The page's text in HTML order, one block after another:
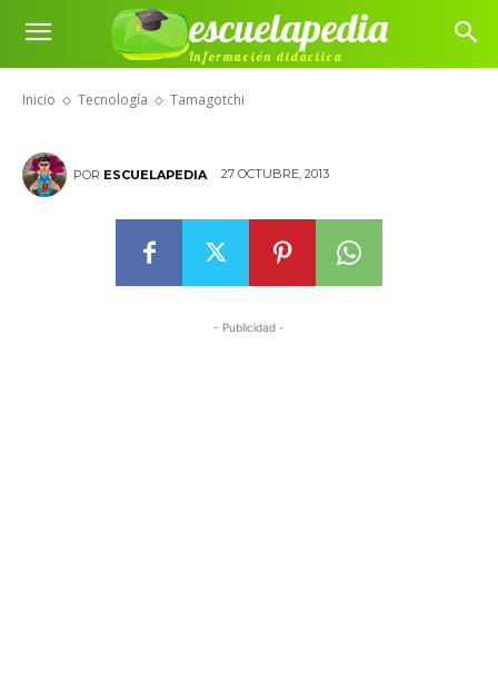
escuelapedia
Información didáctica
Inicio Tecnología Tamagotchi
Tamagotchi
POR ESCUELAPEDIA 27 OCTUBRE, 2013
- Publicidad -